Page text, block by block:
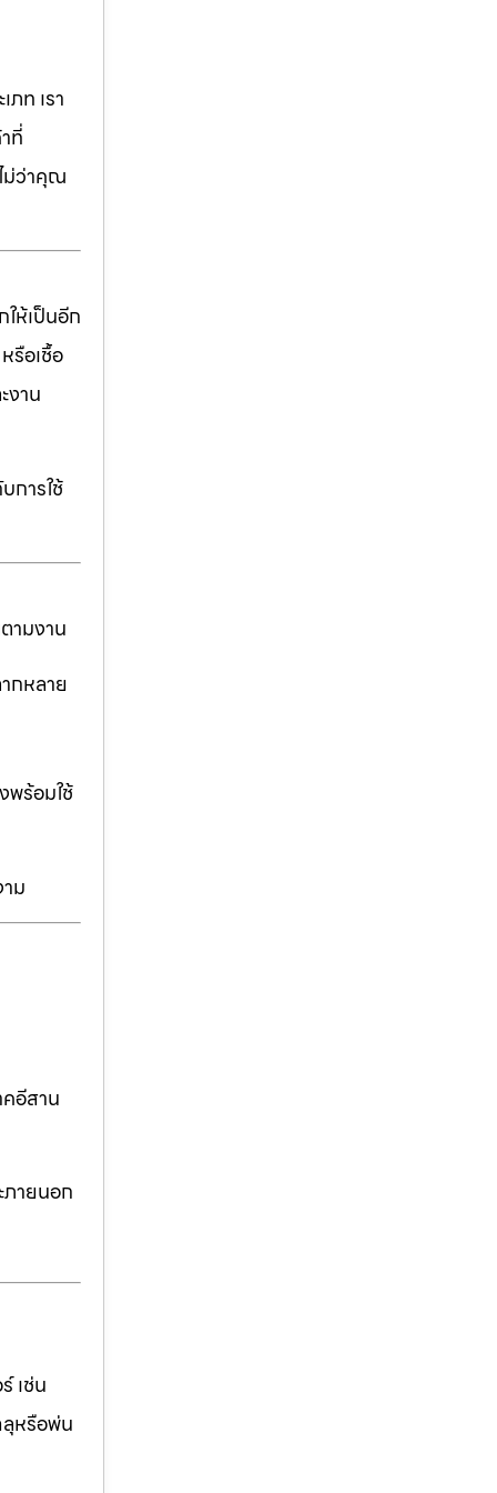
ท เรา
ที่
ม่ว่าคุณ
ห้เป็นอีก
รือเชื้อ
งาน
การใช้
ามงาน
กหลาย
พร้อมใช้
ม
อีสาน
ภายนอก
เช่น
ลุหรือพ่น